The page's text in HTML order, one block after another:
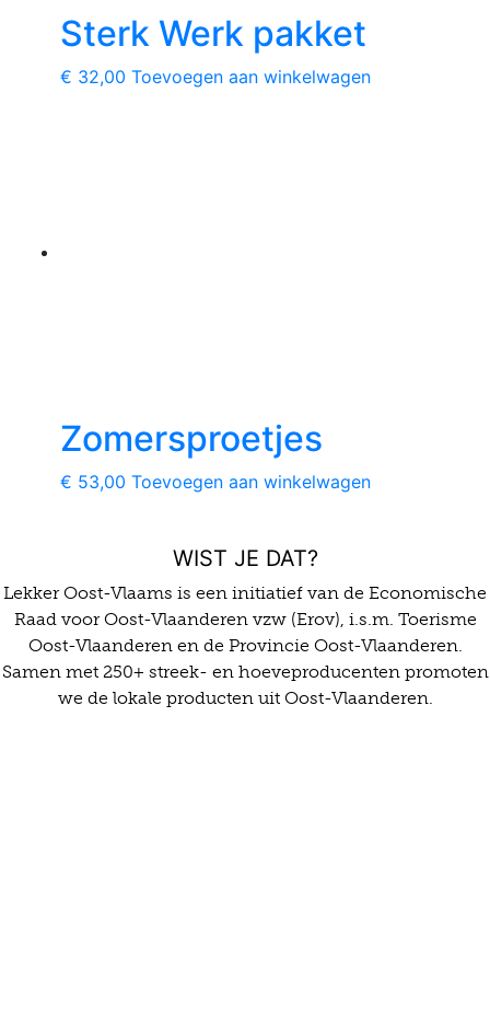
Sterk Werk pakket
€ 32,00 Toevoegen aan winkelwagen
Zomersproetjes
€ 53,00 Toevoegen aan winkelwagen
WIST JE DAT?
Lekker Oost-Vlaams is een initiatief van de Economische
Raad voor Oost-Vlaanderen vzw (Erov), i.s.m. Toerisme
Oost-Vlaanderen en de Provincie Oost-Vlaanderen.
Samen met 250+ streek- en hoeveproducenten promoten
we de lokale producten uit Oost-Vlaanderen.